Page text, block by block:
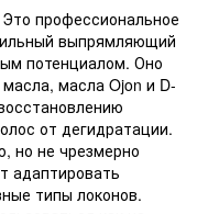
профессиональное
выпрямляющий
потенциалом. Оно
масла Ojon и D-
от дегидратации.
но не чрезмерно
адаптировать
типы локонов.